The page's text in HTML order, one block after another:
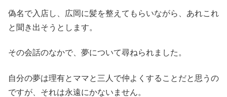
偽名で入店し、広岡に髪を整えてもらいながら、あれこれ
と聞き出そうとします。
その会話のなかで、夢について尋ねられました。
自分の夢は理有とママと三人で仲よくすることだと思うの
ですが、それは永遠にかないません。